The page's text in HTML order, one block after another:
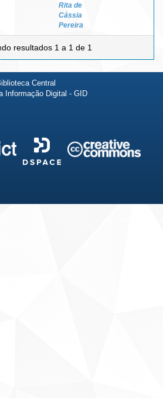
Rita de
Cássia
Pereira
resultados 1 a 1 de 1
Central
Informação Digital - GID